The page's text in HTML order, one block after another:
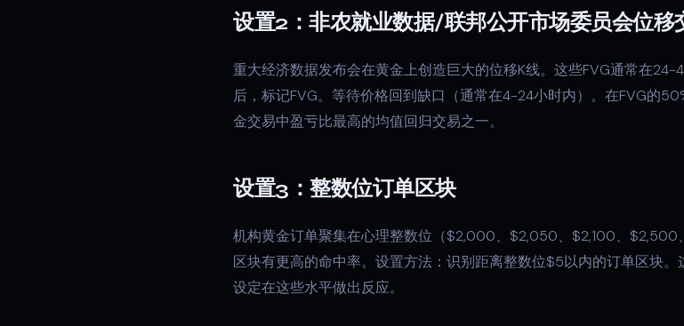
设置2：非农就业数据/联邦公开市场委员会位移
重大经济数据发布会在黄金上创造巨大的位移K线。这些FVG通常在
后，标记FVG。等待价格回到缺口（通常在4-24小时内）。在FVG的
金交易中盈亏比最高的均值回归交易之一。
设置3：整数位订单区块
机构黄金订单聚集在心理整数位（$2,000、$2,050、$2,100、
区块有更高的命中率。设置方法：识别距离整数位$5以内的订单区块
设定在这些水平做出反应。